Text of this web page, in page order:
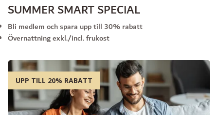
SUMMER SMART SPECIAL
Bli medlem och spara upp till 30% rabatt
Övernattning exkl./incl. frukost
UPP TILL 20% RABATT